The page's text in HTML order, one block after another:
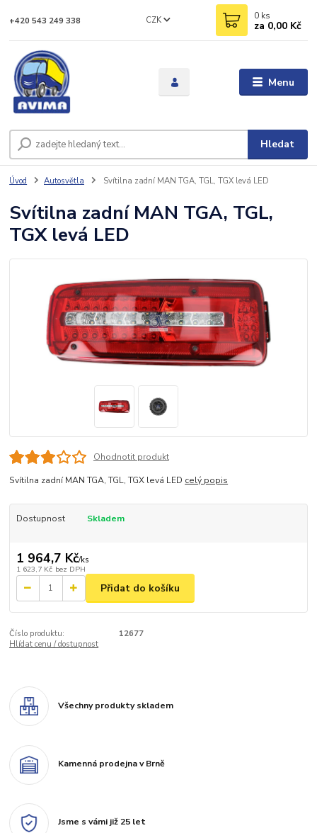
Menu
CZK
Hledat
+420 543 249 338 0 ks
za 0,00 Kč
Úvod Autosvětla Svítilna zadní MAN TGA, TGL, TGX levá LED
Svítilna zadní MAN TGA, TGL,
TGX levá LED
Ohodnotit produkt
Svítilna zadní MAN TGA, TGL, TGX levá LED celý popis
Dostupnost Skladem
1 964,7 Kč/ks
1 623,7 Kč bez DPH
Přidat do košíku
Číslo produktu:
12677
Hlídat cenu / dostupnost
Všechny produkty skladem
Kamenná prodejna v Brně
Jsme s vámi již 25 let